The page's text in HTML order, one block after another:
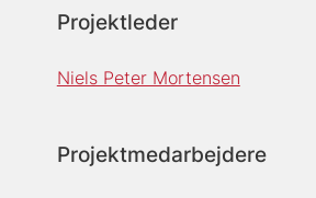
Projektleder
Niels Peter Mortensen
Projektmedarbejdere